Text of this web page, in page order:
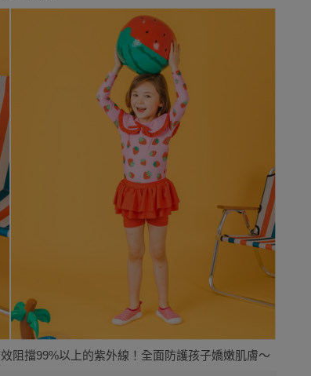
阻擋99%以上的紫外線！全面防護孩子嬌嫩肌膚～